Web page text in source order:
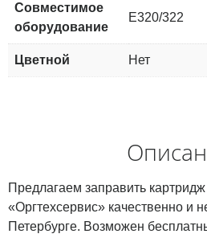
Совместимое
оборудование
E320/322
Цветной Нет
Предлагаем заправить
«Оргтехсервис» качественно и
Петербурге. Возможен